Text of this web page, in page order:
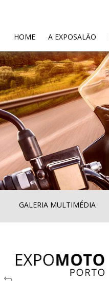
HOME(CURRENT)
A EXPOSALÃO
GALERIA MULTIMÉDIA